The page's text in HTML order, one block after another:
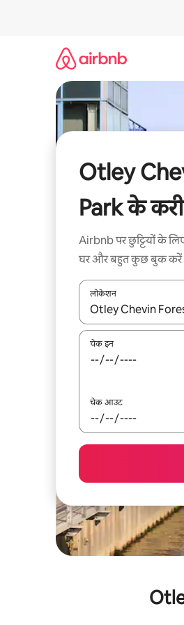
Otley
Park के
Airbnb पर छुट्टियों के
घर और बहुत कुछ बुक करें
लोकेशन
नतीजों के उपलब्ध होने
चेक इन
चेक आउट